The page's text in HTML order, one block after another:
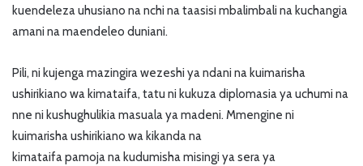
kuendeleza uhusiano na nchi na taasisi mbalimbali na kuchangia
amani na maendeleo duniani.
Pili, ni kujenga mazingira wezeshi ya ndani na kuimarisha
ushirikiano wa kimataifa, tatu ni kukuza diplomasia ya uchumi na
nne ni kushughulikia masuala ya madeni. Mmengine ni
kuimarisha ushirikiano wa kikanda na
kimataifa pamoja na kudumisha misingi ya sera ya